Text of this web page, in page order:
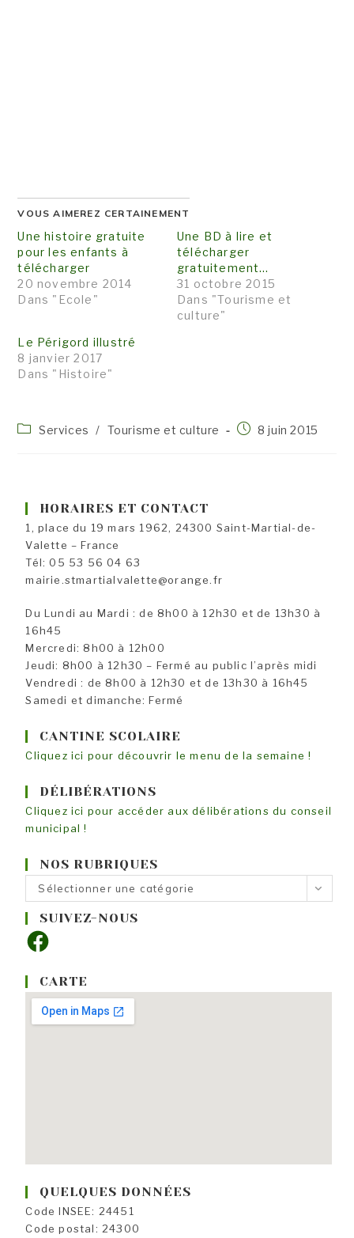
VOUS AIMEREZ CERTAINEMENT
Une histoire gratuite
pour les enfants à
télécharger
20 novembre 2014
Dans "Ecole"
Une BD à lire et
télécharger
gratuitement…
31 octobre 2015
Dans "Tourisme et
culture"
Le Périgord illustré
8 janvier 2017
Dans "Histoire"
PostServices / Tourisme et culture
Publication
8 juin 2015
HORAIRES ET CONTACT
1, place du 19 mars 1962, 24300 Saint-Martial-de-
Valette – France
Tél: 05 53 56 04 63
mairie.stmartialvalette@orange.fr
Du Lundi au Mardi : de 8h00 à 12h30 et de 13h30 à
16h45
Mercredi: 8h00 à 12h00
Jeudi: 8h00 à 12h30 – Fermé au public l’après midi
Vendredi : de 8h00 à 12h30 et de 13h30 à 16h45
Samedi et dimanche: Fermé
CANTINE SCOLAIRE
Cliquez ici pour découvrir le menu de la semaine !
DÉLIBÉRATIONS
Cliquez ici pour accéder aux délibérations du conseil
municipal !
NOS RUBRIQUES
Nos
rubriques
Sélectionner une catégorie
SUIVEZ-NOUS
Facebook
CARTE
QUELQUES DONNÉES
Code INSEE: 24451
Code postal: 24300